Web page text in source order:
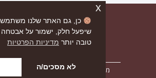
כן, גם האתר שלנו משתמש
שיפעל חלק, ישמור על אבטחה
טובה יותר מדיניות הפרטיות
לא מסכים/ה
x
מדיניות הפרטיות תקנון אתר